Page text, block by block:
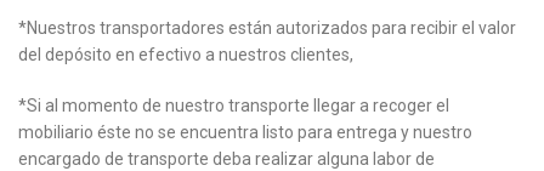
*Nuestros transportadores están autorizados para recibir el valor
del depósito en efectivo a nuestros clientes,
*Si al momento de nuestro transporte llegar a recoger el
mobiliario éste no se encuentra listo para entrega y nuestro
encargado de transporte deba realizar alguna labor de